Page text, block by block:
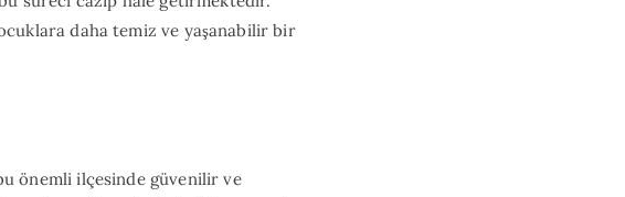
daha temiz ve yaşanabilir bir
önemli ilçesinde güvenilir ve